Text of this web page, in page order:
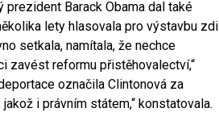
prezident Barack Obama dal také
lety hlasovala pro výstavbu zdi
setkala, namítala, že nechce
zavést reformu přistěhovalectví,“
označila Clintonová za
i právním státem,“ konstatovala.